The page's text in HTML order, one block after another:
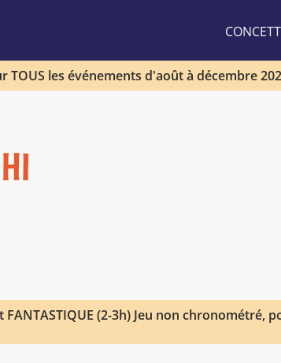
TOUS les événements d'août à décembre
(2-3h) Jeu non chronométré,